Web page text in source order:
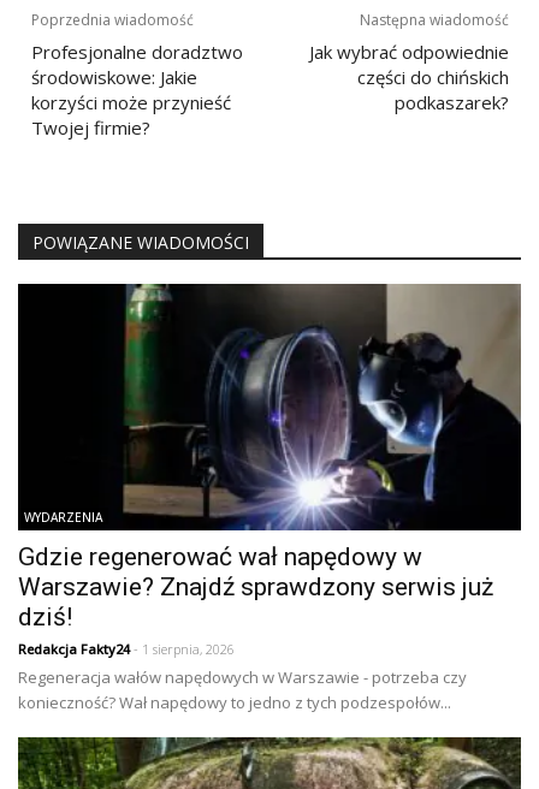
Nawigacja
wpisu
Poprzednia wiadomość
Profesjonalne doradztwo
środowiskowe: Jakie
korzyści może przynieść
Twojej firmie?
Następna wiadomość
Jak wybrać odpowiednie
części do chińskich
podkaszarek?
POWIĄZANE WIADOMOŚCI
WYDARZENIA
Gdzie regenerować wał napędowy w
Warszawie? Znajdź sprawdzony serwis już
dziś!
Redakcja Fakty24- 1 sierpnia, 2026
Regeneracja wałów napędowych w Warszawie - potrzeba czy
konieczność? Wał napędowy to jedno z tych podzespołów...